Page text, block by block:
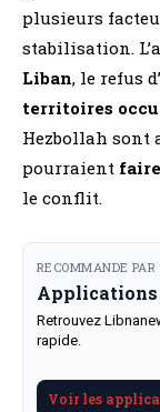
plusieurs
stabilisation.
Liban, le refus
territoires
Hezbollah sont
pourraient
le conflit.
RECOMMANDE
Retrouvez
rapide.
Voir les